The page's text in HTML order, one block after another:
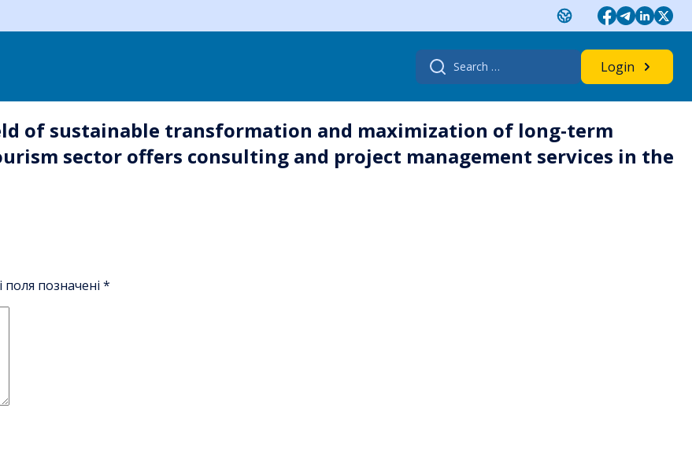
Search
for:
Login
of sustainable transformation and maximization of long-term
sector offers consulting and project management services in the
поля позначені *